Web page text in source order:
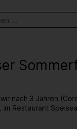
nach 3 Jahren
im Restaurant